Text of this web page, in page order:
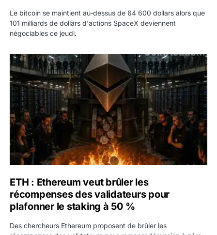
Le bitcoin se maintient au-dessus de 64 600 dollars alors que
101 milliards de dollars d'actions SpaceX deviennent
négociables ce jeudi.
ETH : Ethereum veut brûler les récompenses des
ETH : Ethereum veut brûler les
récompenses des validateurs pour
plafonner le staking à 50 %
Des chercheurs Ethereum proposent de brûler les